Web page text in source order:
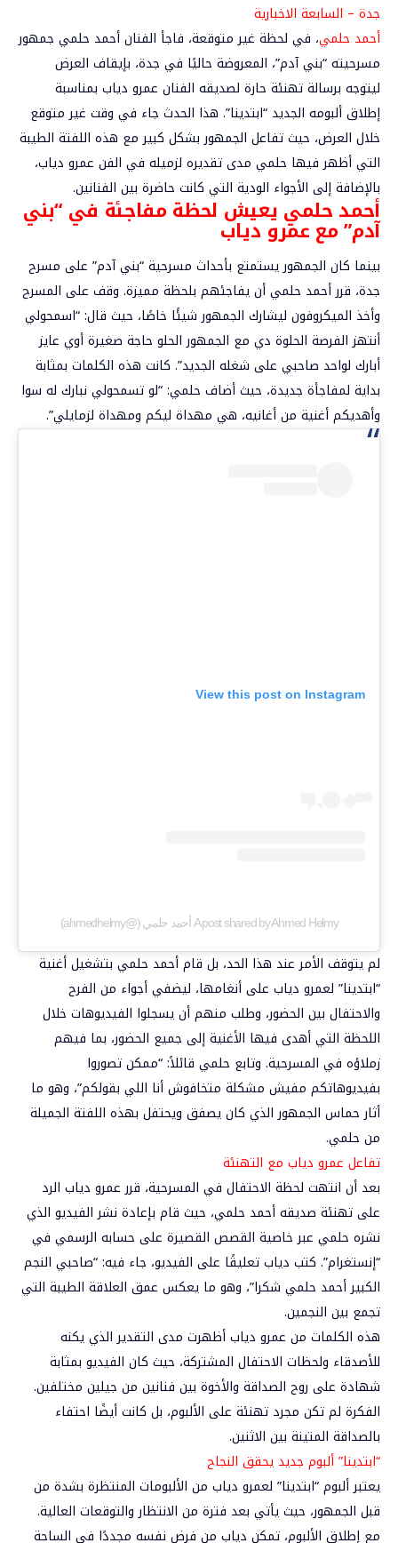
جدة – السابعة الاخبارية
أحمد حلمي، في لحظة غير متوقعة، فاجأ الفنانأحمد حلمي جمهور
مسرحيته “بني آدم”، المعروضة حاليًا في جدة، بإيقاف العرض
ليتوجه برسالة تهنئة حارة لصديقه الفنان عمرو دياب بمناسبة
إطلاق ألبومه الجديد “ابتدينا”. هذا الحدث جاء في وقت غير متوقع
خلال العرض، حيث تفاعل الجمهور بشكل كبير مع هذه اللفتة الطيبة
التي أظهر فيها حلمي مدى تقديره لزميله في الفن عمرو دياب،
بالإضافة إلى الأجواء الودية التي كانت حاضرة بين الفنانين.
أحمد حلمي يعيش لحظة مفاجئة في “بني
آدم” مع عمرو دياب
بينما كان الجمهور يستمتع بأحداث مسرحية “بني آدم” على مسرح
جدة، قرر أحمد حلمي أن يفاجئهم بلحظة مميزة. وقف على المسرح
وأخذ الميكروفون ليشارك الجمهور شيئًا خاصًا، حيث قال: “اسمحولي
أنتهز الفرصة الحلوة دي مع الجمهور الحلو حاجة صغيرة أوي عايز
أبارك لواحد صاحبي على شغله الجديد”. كانت هذه الكلمات بمثابة
بداية لمفاجأة جديدة، حيث أضاف حلمي: “لو تسمحولي نبارك له سوا
وأهديكم أغنية من أغانيه، هي مهداة ليكم ومهداة لزمايلي”.
View this post on Instagram
A post shared by Ahmed Helmy أحمد حلمي (@ahmedhelmy)
لم يتوقف الأمر عند هذا الحد، بل قام أحمد حلمي بتشغيل أغنية
“ابتدينا” لعمرو دياب على أنغامها، ليضفي أجواء من الفرح
والاحتفال بين الحضور، وطلب منهم أن يسجلوا الفيديوهات خلال
اللحظة التي أهدى فيها الأغنية إلى جميع الحضور، بما فيهم
زملاؤه في المسرحية. وتابع حلمي قائلاً: “ممكن تصوروا
بفيديوهاتكم مفيش مشكلة متخافوش أنا اللي بقولكم”، وهو ما
أثار حماس الجمهور الذي كان يصفق ويحتفل بهذه اللفتة الجميلة
من حلمي.
تفاعل عمرو دياب مع التهنئة
بعد أن انتهت لحظة الاحتفال في المسرحية، قرر عمرو دياب الرد
على تهنئة صديقه أحمد حلمي، حيث قام بإعادة نشر الفيديو الذي
نشره حلمي عبر خاصية القصص القصيرة على حسابه الرسمي في
“إنستغرام”. كتب دياب تعليقًا على الفيديو، جاء فيه: “صاحبي النجم
الكبير أحمد حلمي شكرا”، وهو ما يعكس عمق العلاقة الطيبة التي
تجمع بين النجمين.
هذه الكلمات من عمرو دياب أظهرت مدى التقدير الذي يكنه
للأصدقاء ولحظات الاحتفال المشتركة، حيث كان الفيديو بمثابة
شهادة على روح الصداقة والأخوة بين فنانين من جيلين مختلفين.
الفكرة لم تكن مجرد تهنئة على الألبوم، بل كانت أيضًا احتفاء
بالصداقة المتينة بين الاثنين.
“ابتدينا” ألبوم جديد يحقق النجاح
يعتبر ألبوم “ابتدينا” لعمرو دياب من الألبومات المنتظرة بشدة من
قبل الجمهور، حيث يأتي بعد فترة من الانتظار والتوقعات العالية.
مع إطلاق الألبوم، تمكن دياب من فرض نفسه مجددًا في الساحة